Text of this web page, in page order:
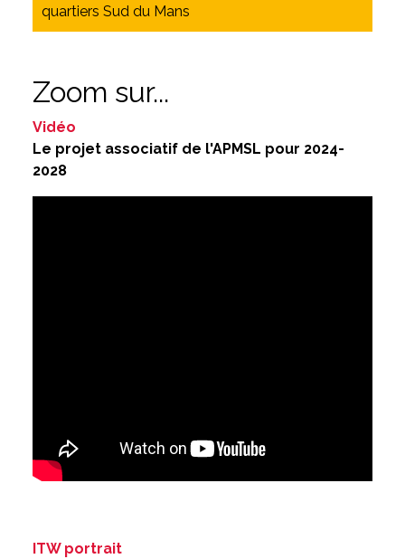
quartiers Sud du Mans
Zoom sur...
Vidéo
Le projet associatif de l'APMSL pour 2024-
2028
ITW portrait